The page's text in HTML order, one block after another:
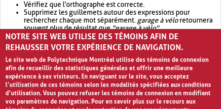
Vérifiez que l'orthographe est correcte.
Supprimez les guillemets autour des expressions pour
rechercher chaque mot séparément. garage à véloretournera
souvent plus de résultat que"garage à vélo".
Envisagez d'élargir votre recherche avec OR.garage OR vélo
retournera souvent plus de résultat quegarage à vélo
NOTRE SITE WEB UTILISE DES TÉMOINS AFIN DE
REHAUSSER VOTRE EXPÉRIENCE DE NAVIGATION.
Le site web de Polytechnique Montréal utilise des témoins de connexion
afin de recueillir des statistiques générales et offrir une meilleure
expérience à ses visiteurs. En naviguant sur le site, vous acceptez
l’utilisation de ces témoins selon les modalités spécifiées aux conditions
d’utilisation. Vous pouvez refuser les témoins de connexion en modifiant
vos paramètres de navigation. Pour en savoir plus sur le recours aux